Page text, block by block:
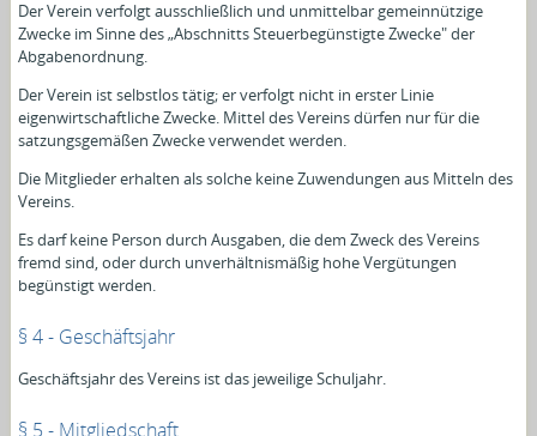
Der Verein verfolgt ausschließlich und unmittelbar gemeinnützige
Zwecke im Sinne des „Abschnitts Steuerbegünstigte Zwecke" der
Abgabenordnung.
Der Verein ist selbstlos tätig; er verfolgt nicht in erster Linie
eigenwirtschaftliche Zwecke. Mittel des Vereins dürfen nur für die
satzungsgemäßen Zwecke verwendet werden.
Die Mitglieder erhalten als solche keine Zuwendungen aus Mitteln des
Vereins.
Es darf keine Person durch Ausgaben, die dem Zweck des Vereins
fremd sind, oder durch unverhältnismäßig hohe Vergütungen
begünstigt werden.
§ 4 - Geschäftsjahr
Geschäftsjahr des Vereins ist das jeweilige Schuljahr.
§ 5 - Mitgliedschaft